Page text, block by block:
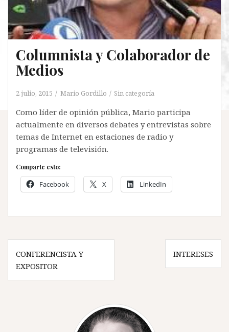
Columnista y Colaborador de
Medios
2 julio, 2015 Mario Gordillo Sin categoría
Como líder de opinión pública, Mario participa
actualmente en diversos debates y entrevistas sobre
temas de Internet en estaciones de radio y
programas de televisión.
Comparte esto:
Facebook X LinkedIn
Navegación
de
entradas
CONFERENCISTA Y
EXPOSITOR
INTERESES